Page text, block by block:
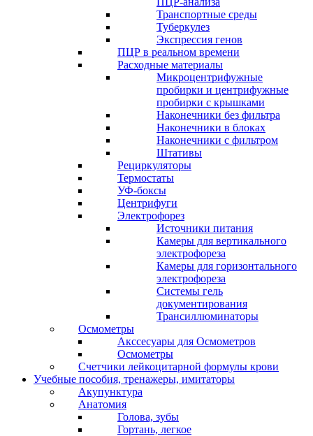
Транспортные среды
Туберкулез
Экспрессия генов
ПЦР в реальном времени
Расходные материалы
Микроцентрифужные
пробирки и центрифужные
пробирки с крышками
Наконечники без фильтра
Наконечники в блоках
Наконечники с фильтром
Штативы
Рециркуляторы
Термостаты
УФ-боксы
Центрифуги
Электрофорез
Источники питания
Камеры для вертикального
электрофореза
Камеры для горизонтального
электрофореза
Системы гель
документирования
Трансиллюминаторы
Осмометры
Акссесуары для Осмометров
Осмометры
Счетчики лейкоцитарной формулы крови
Учебные пособия, тренажеры, имитаторы
Акупунктура
Анатомия
Голова, зубы
Гортань, легкое